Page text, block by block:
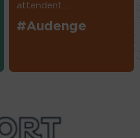
attendent....
#Audenge